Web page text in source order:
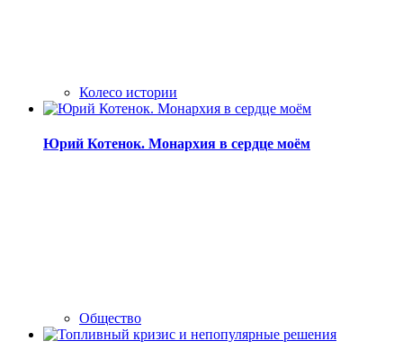
Колесо истории
Юрий Котенок. Монархия в сердце моём
Общество